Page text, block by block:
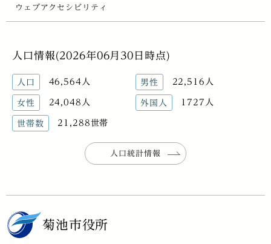
ウェブアクセシビリティ
人口情報(2026年06月30日時点)
人口 46,564人 男性 22,516人
女性 24,048人 外国人 1727人
世帯数 21,288世帯
人口統計情報
菊池市役所